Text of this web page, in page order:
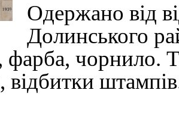
Одержано від
Долинського
фарба, чорнило.
відбитки